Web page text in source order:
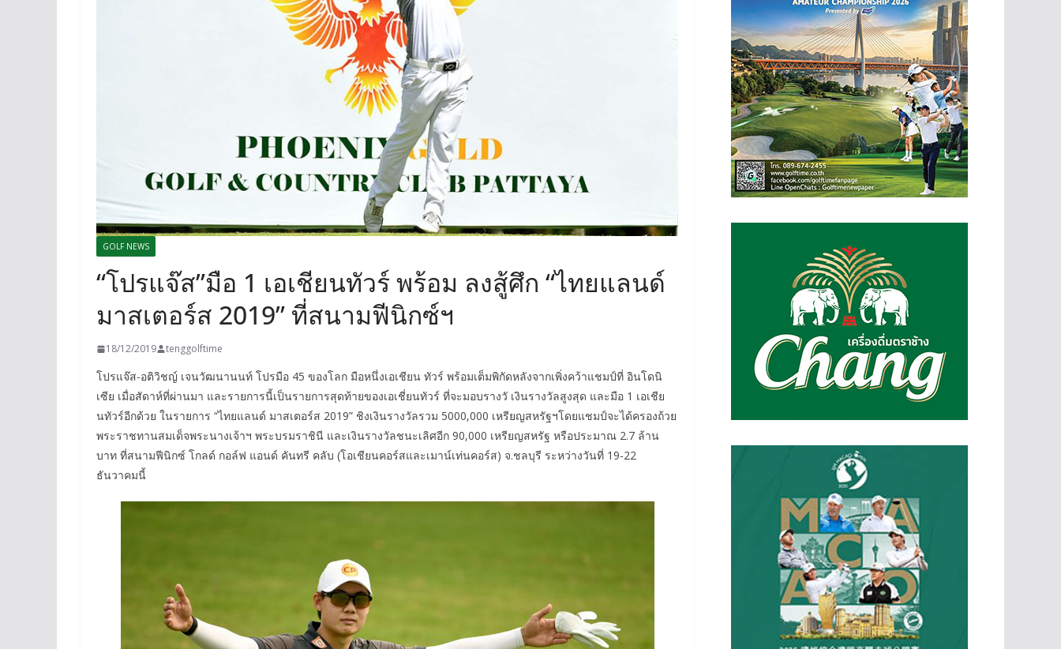
GOLF NEWS
“โปรแจ๊ส”มือ 1 เอเชียนทัวร์ พร้อม ลงสู้ศึก “ไทยแลนด์
มาสเตอร์ส 2019” ที่สนามฟีนิกซ์ฯ
18/12/2019 tenggolftime
โปรแจ๊ส-อติวิชญ์ เจนวัฒนานนท์ โปรมือ 45 ของโลก มือหนึ่งเอเชียน ทัวร์ พร้อมเต็มพิกัดหลังจากเพิ่งคว้าแชมป์ที่ อินโดนิ
เซีย เมื่อสัดาห์ที่ผ่านมา และรายการนี้เป็นรายการสุดท้ายของเอเชี่ยนทัวร์ ที่จะมอบรางวั เงินรางวัลสูงสุด และมือ 1 เอเชีย
นทัวร์อีกด้วย ในรายการ “ไทยแลนด์ มาสเตอร์ส 2019” ชิงเงินรางวัลรวม 5000,000 เหรียญสหรัฐฯ​โดยแชมป์จะได้ครองถ้วย
พระราชทานสมเด็จพระนางเจ้าฯ พระบรมราชินี และเงินรางวัลชนะเลิศอีก 90,000 เหรียญสหรัฐ หรือประมาณ 2.7 ล้าน
บาท ที่สนามฟีนิกซ์ โกลด์ กอล์ฟ แอนด์ คันทรี คลับ (โอเชียนคอร์สและเมาน์เท่นคอร์ส) จ.ชลบุรี ระหว่างวันที่ 19-22
ธันวาคมนี้